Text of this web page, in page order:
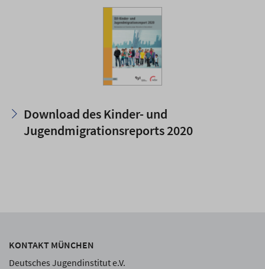
Download des Kinder- und
Jugendmigrationsreports 2020
KONTAKT MÜNCHEN
Deutsches Jugendinstitut e.V.